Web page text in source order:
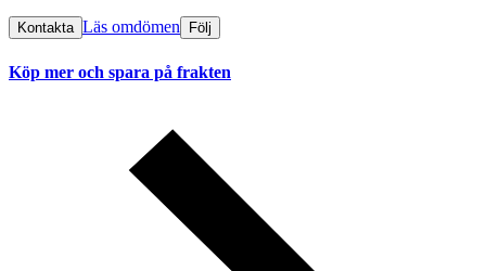
Kontakta Läs omdömen Följ
Köp mer och spara på frakten